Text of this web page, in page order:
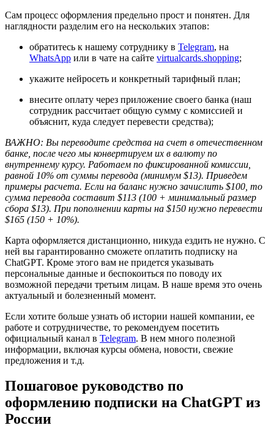
Сам процесс оформления предельно прост и понятен. Для
наглядности разделим его на нескольких этапов:
обратитесь к нашему сотруднику в Telegram, на
WhatsApp или в чате на сайте virtualcards.shopping;
укажите нейросеть и конкретный тарифный план;
внесите оплату через приложение своего банка (наш
сотрудник рассчитает общую сумму с комиссией и
объяснит, куда следует перевести средства);
ВАЖНО: Вы переводите средства на счет в отечественном
банке, после чего мы конвертируем их в валюту по
внутреннему курсу. Работаем по фиксированной комиссии,
равной 10% от суммы перевода (минимум $13). Приведем
примеры расчета. Если на баланс нужно зачислить $100, то
сумма перевода составит $113 (100 + минимальный размер
сбора $13). При пополнении карты на $150 нужно перевести
$165 (150 + 10%).
Карта оформляется дистанционно, никуда ездить не нужно. С
ней вы гарантированно сможете оплатить подписку на
ChatGPT. Кроме этого вам не придется указывать
персональные данные и беспокоиться по поводу их
возможной передачи третьим лицам. В наше время это очень
актуальный и болезненный момент.
Если хотите больше узнать об истории нашей компании, ее
работе и сотрудничестве, то рекомендуем посетить
официальный канал в Telegram. В нем много полезной
информации, включая курсы обмена, новости, свежие
предложения и т.д.
Пошаговое руководство по
оформлению подписки на ChatGPT из
России